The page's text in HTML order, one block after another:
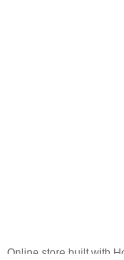
Online store built with